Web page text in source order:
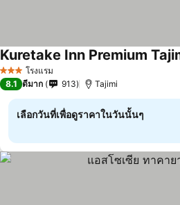
3 ดาว โรงแรม
Kuretake Inn Premium
8.1 ดีมาก 913 Tajimi
เลือกวันที่เพื่อดูราคาในวันนั้นๆ